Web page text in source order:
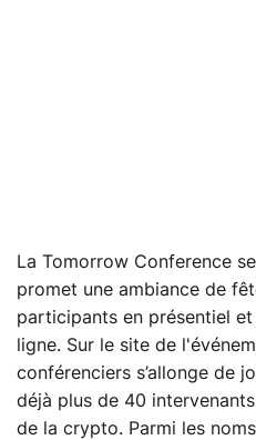
La Tomorrow Conference
promet une ambiance de
participants en présentiel
ligne. Sur le site de
conférenciers s’allonge de
déjà plus de 40
de la crypto. Parmi les